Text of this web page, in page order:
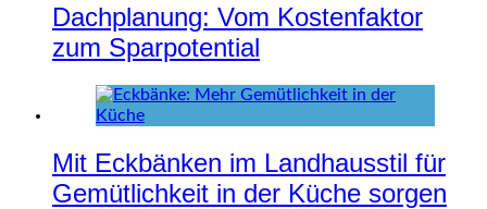
Dachplanung: Vom Kostenfaktor
zum Sparpotential
Mit Eckbänken im Landhausstil für
Gemütlichkeit in der Küche sorgen